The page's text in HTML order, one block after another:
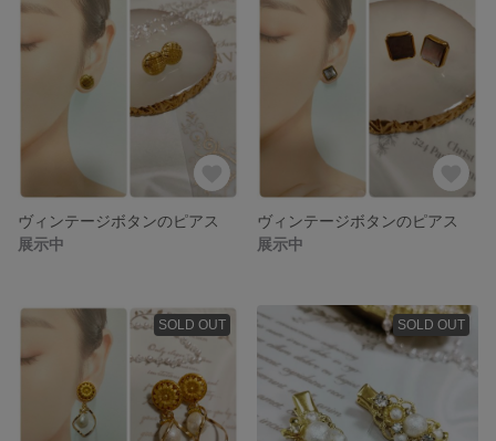
ヴィンテージボタンのピアス
展示中
ヴィンテージボタンのピアス
展示中
SOLD OUT SOLD OUT